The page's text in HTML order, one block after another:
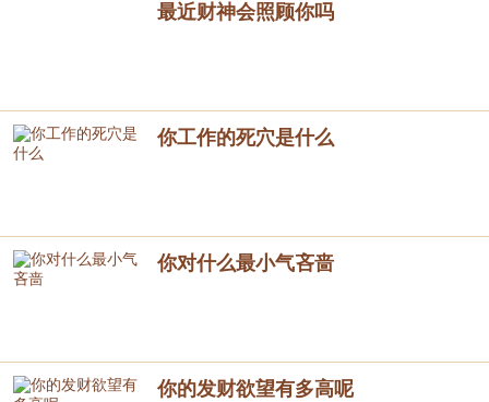
最近财神会照顾你吗
你工作的死穴是什么
你对什么最小气吝啬
你的发财欲望有多高呢